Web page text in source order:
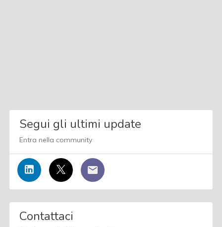
Segui gli ultimi update
Entra nella community
Contattaci